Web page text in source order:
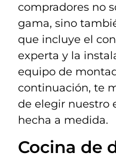
compradores no
gama, sino
que incluye el
experta y la
equipo de
continuación, te
de elegir nuestro
hecha a medida.
Cocina de